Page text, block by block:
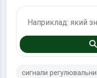
сигнали